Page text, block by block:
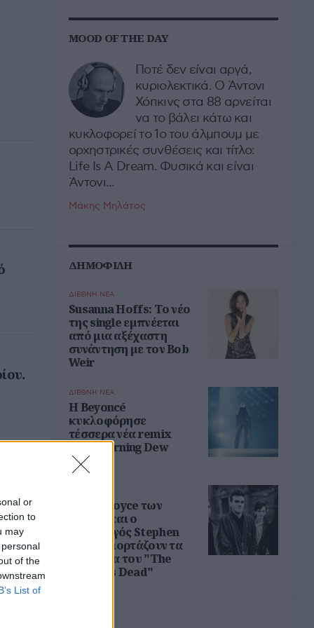
or
to
may
of the
List of
MOOD OF THE DAY
Ποτέ δεν είναι αργά,
κυριολεκτικά. Ο Άντονι
Χόπκινς στα 88 αρνείται
να το βάλει κάτω και
κυκλοφορεί το 1ο του άλμπουμ με
ορχηστρικές συνθέσεις και τίτλο:
Life Is A Dream. Φυσικά και είναι
Άντονι...
Μάκης Μηλάτος
ΔΗΜΟΦΙΛΗ
ΔΙΕΘΝΗ ΝΕΑ
Susanna Hoffs: Το νέο
της single εμπνέεται
από μια αξέχαστη
συνάντηση με τον Bob
Weir
ΔΙΕΘΝΗ ΝΕΑ
Η Beyoncé
κυκλοφόρησε
τέσσερα νέα remix
του "Morning Dew
(Donk)"
Ο Mike Joyce των
Smiths και o
παραγωγός Stephen
Street γιορτάζουν τα
40 χρόνια του "The
Queen Is Dead"